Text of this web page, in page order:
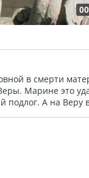
в смерти
Марине это
подлог. А на Веру